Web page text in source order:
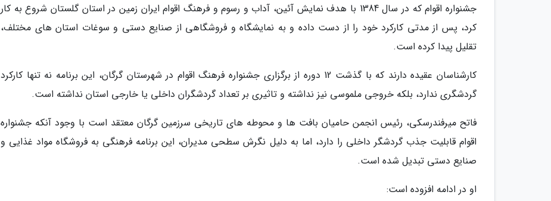
جشنواره اقوام که در سال 1384 با هدف نمایش آئین، آداب و رسوم و فرهنگ اقوام ایران زمین در استان گلستان شروع به کار
کرد، پس از مدتی کارکرد خود را از دست داده و به نمایشگاه و فروشگاهی از صنایع دستی و سوغات استان های مختلف،
تقلیل پیدا کرده است.
کارشناسان عقیده دارند که با گذشت 12 دوره از برگزاری جشنواره فرهنگ اقوام در شهرستان گرگان، این برنامه نه تنها کارکرد
گردشگری ندارد، بلکه خروجی ملموسی نیز نداشته و تاثیری بر تعداد گردشگران داخلی یا خارجی استان نداشته است.
فاتح میرفندرسکی، رئیس انجمن حامیان بافت ها و محوطه های تاریخی سرزمین گرگان معتقد است با وجود آنکه جشنواره
اقوام قابلیت جذب گردشگر داخلی را دارد، اما به دلیل نگرش سطحی مدیران، این برنامه فرهنگی به فروشگاه مواد غذایی و
صنایع دستی تبدیل شده است.
او در ادامه افزوده است: